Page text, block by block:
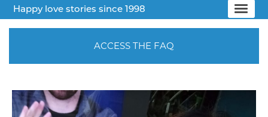
Happy love stories since 1998
ACCESS THE FAQ